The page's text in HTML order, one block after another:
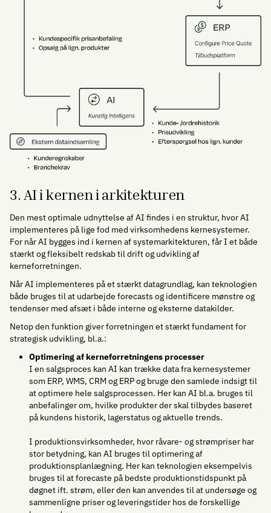
3. AI i kernen i arkitekturen
Den mest optimale udnyttelse af AI findes i en struktur, hvor AI
implementeres på lige fod med virksomhedens kernesystemer.
For når AI bygges ind i kernen af systemarkitekturen, får I et både
stærkt og fleksibelt redskab til drift og udvikling af
kerneforretningen.
Når AI implementeres på et stærkt datagrundlag, kan teknologien
både bruges til at udarbejde forecasts og identificere mønstre og
tendenser med afsæt i både interne og eksterne datakilder.
Netop den funktion giver forretningen et stærkt fundament for
strategisk udvikling, bl.a.:
Optimering af kerneforretningens processer
I en salgsproces kan AI kan trække data fra kernesystemer
som ERP, WMS, CRM og ERP og bruge den samlede indsigt til
at optimere hele salgsprocessen. Her kan AI bl.a. bruges til
anbefalinger om, hvilke produkter der skal tilbydes baseret
på kundens historik, lagerstatus og aktuelle trends.
I produktionsvirksomheder, hvor råvare- og strømpriser har
stor betydning, kan AI bruges til optimering af
produktionsplanlægning. Her kan teknologien eksempelvis
bruges til at forecaste på bedste produktionstidspunkt på
døgnet ift. strøm, eller den kan anvendes til at undersøge og
sammenligne priser og leveringstider hos de forskellige